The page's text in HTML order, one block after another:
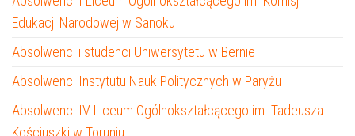
Edukacji Narodowej w Sanoku
Absolwenci i studenci Uniwersytetu w Bernie
Absolwenci Instytutu Nauk Politycznych w Paryżu
Absolwenci IV Liceum Ogólnokształcącego im. Tadeusza
Kościuszki w Toruniu